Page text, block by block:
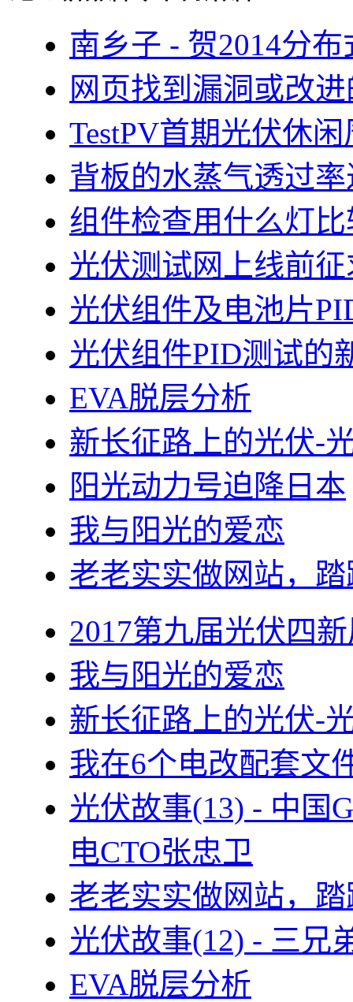
南乡子 - 贺2014分
网页找到漏洞或改
TestPV首期光伏休
背板的水蒸气透过
组件检查用什么灯
光伏测试网上线前
光伏组件及电池片
光伏组件PID测试的
EVA脱层分析
新长征路上的光伏-
阳光动力号迫降日本
我与阳光的爱恋
老老实实做网站，
2017第九届光伏四
我与阳光的爱恋
新长征路上的光伏-
我在6个电改配套文
光伏故事(13) - 中国
电CTO张忠卫
老老实实做网站，
光伏故事(12) - 三兄
EVA脱层分析